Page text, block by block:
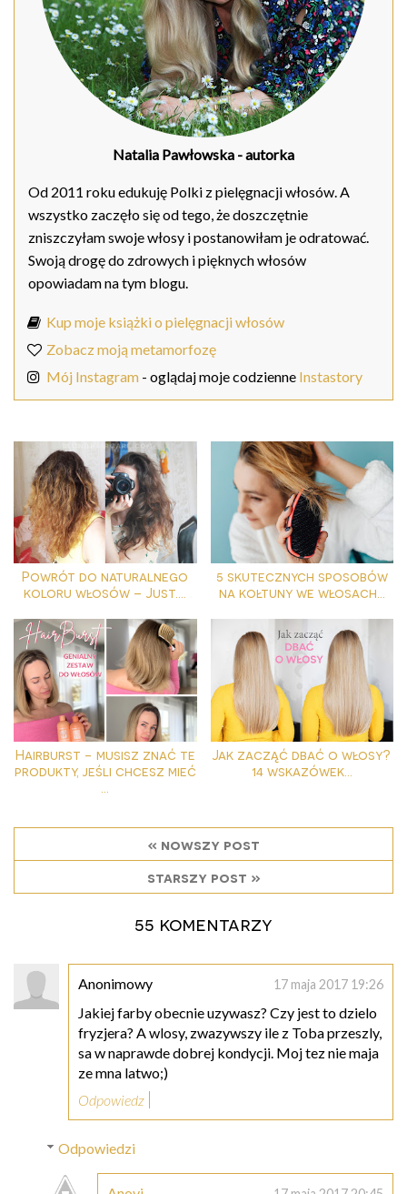
Natalia Pawłowska - autorka
Od 2011 roku edukuję Polki z pielęgnacji włosów. A
wszystko zaczęło się od tego, że doszczętnie
zniszczyłam swoje włosy i postanowiłam je odratować.
Swoją drogę do zdrowych i pięknych włosów
opowiadam na tym blogu.
Kup moje książki o pielęgnacji włosów
Zobacz moją metamorfozę
Mój Instagram - oglądaj moje codzienne Instastory
Powrót do naturalnego
koloru włosów – Just....
5 skutecznych sposobów
na kołtuny we włosach...
Hairburst - musisz znać te
produkty, jeśli chcesz mieć
Jak zacząć dbać o włosy?
14 wskazówek...
« nowszy post
starszy post »
55 komentarzy
Anonimowy 17 maja 2017 19:26
Jakiej farby obecnie uzywasz? Czy jest to dzielo
fryzjera? A wlosy, zwazywszy ile z Toba przeszly,
sa w naprawde dobrej kondycji. Moj tez nie maja
ze mna latwo;)
Odpowiedz
Odpowiedzi